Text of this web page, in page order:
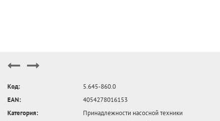
Код:
5.645-860.0
EAN:
4054278016153
Категория:
Принадлежности насосной техники